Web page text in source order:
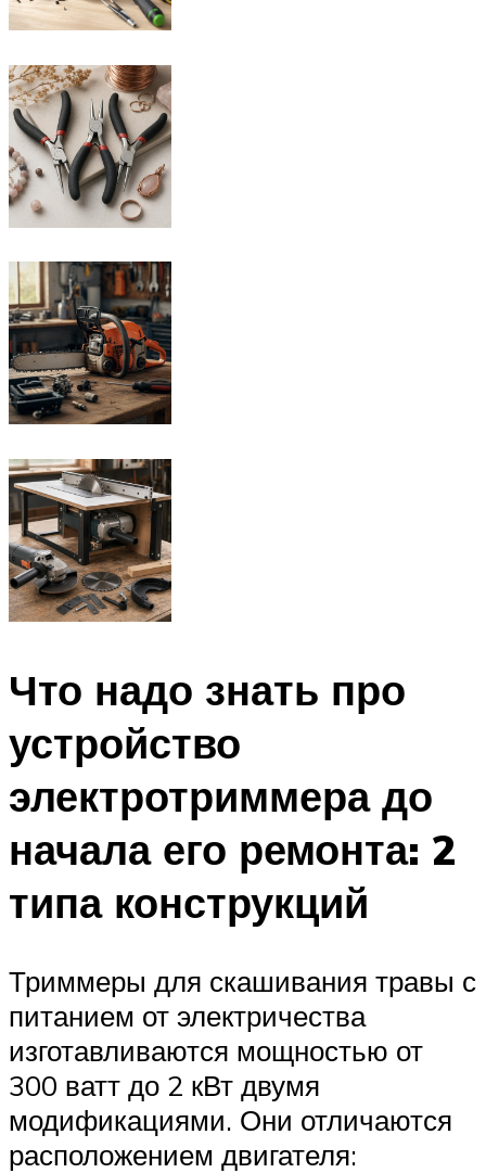
Что надо знать про
устройство
электротриммера до
начала его ремонта: 2
типа конструкций
Триммеры для скашивания травы с
питанием от электричества
изготавливаются мощностью от
300 ватт до 2 кВт двумя
модификациями. Они отличаются
расположением двигателя: